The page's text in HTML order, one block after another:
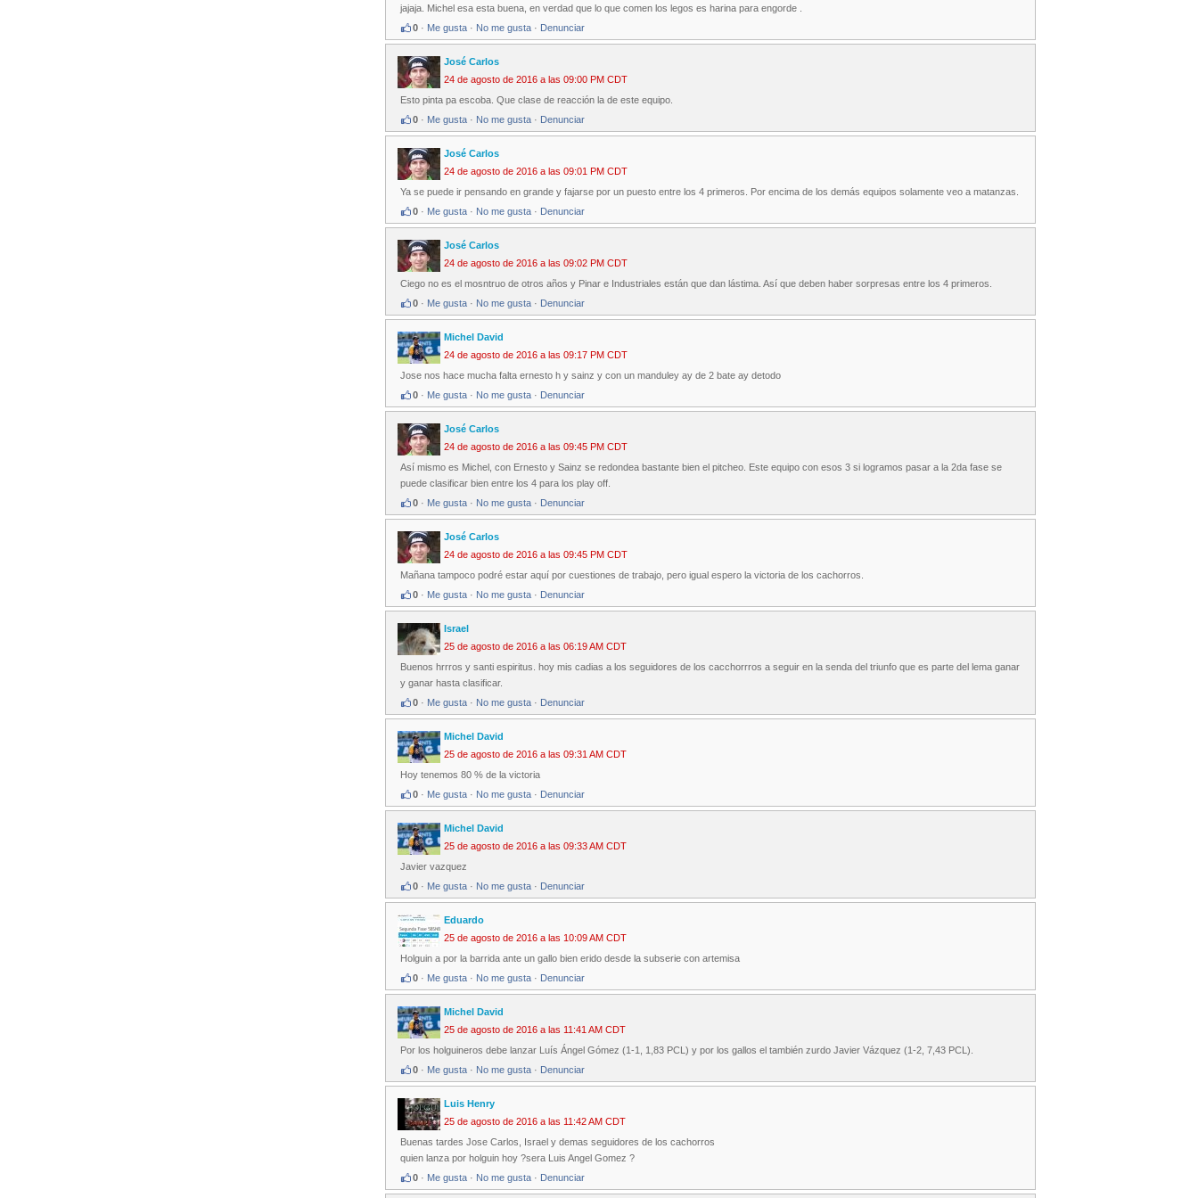
jajaja. Michel esa esta buena, en verdad que lo que comen los legos es harina para engorde .
0 · Me gusta · No me gusta · Denunciar
José Carlos
24 de agosto de 2016 a las 09:00 PM CDT
Esto pinta pa escoba. Que clase de reacción la de este equipo.
0 · Me gusta · No me gusta · Denunciar
José Carlos
24 de agosto de 2016 a las 09:01 PM CDT
Ya se puede ir pensando en grande y fajarse por un puesto entre los 4 primeros. Por encima de los demás equipos solamente veo a matanzas.
0 · Me gusta · No me gusta · Denunciar
José Carlos
24 de agosto de 2016 a las 09:02 PM CDT
Ciego no es el mosntruo de otros años y Pinar e Industriales están que dan lástima. Así que deben haber sorpresas entre los 4 primeros.
0 · Me gusta · No me gusta · Denunciar
Michel David
24 de agosto de 2016 a las 09:17 PM CDT
Jose nos hace mucha falta ernesto h y sainz y con un manduley ay de 2 bate ay detodo
0 · Me gusta · No me gusta · Denunciar
José Carlos
24 de agosto de 2016 a las 09:45 PM CDT
Así mismo es Michel, con Ernesto y Sainz se redondea bastante bien el pitcheo. Este equipo con esos 3 si logramos pasar a la 2da fase se
puede clasificar bien entre los 4 para los play off.
0 · Me gusta · No me gusta · Denunciar
José Carlos
24 de agosto de 2016 a las 09:45 PM CDT
Mañana tampoco podré estar aquí por cuestiones de trabajo, pero igual espero la victoria de los cachorros.
0 · Me gusta · No me gusta · Denunciar
Israel
25 de agosto de 2016 a las 06:19 AM CDT
Buenos hrrros y santi espiritus. hoy mis cadias a los seguidores de los cacchorrros a seguir en la senda del triunfo que es parte del lema ganar
y ganar hasta clasificar.
0 · Me gusta · No me gusta · Denunciar
Michel David
25 de agosto de 2016 a las 09:31 AM CDT
Hoy tenemos 80 % de la victoria
0 · Me gusta · No me gusta · Denunciar
Michel David
25 de agosto de 2016 a las 09:33 AM CDT
Javier vazquez
0 · Me gusta · No me gusta · Denunciar
Eduardo
25 de agosto de 2016 a las 10:09 AM CDT
Holguin a por la barrida ante un gallo bien erido desde la subserie con artemisa
0 · Me gusta · No me gusta · Denunciar
Michel David
25 de agosto de 2016 a las 11:41 AM CDT
Por los holguineros debe lanzar Luís Ángel Gómez (1-1, 1,83 PCL) y por los gallos el también zurdo Javier Vázquez (1-2, 7,43 PCL).
0 · Me gusta · No me gusta · Denunciar
Luis Henry
25 de agosto de 2016 a las 11:42 AM CDT
Buenas tardes Jose Carlos, Israel y demas seguidores de los cachorros
quien lanza por holguin hoy ?sera Luis Angel Gomez ?
0 · Me gusta · No me gusta · Denunciar